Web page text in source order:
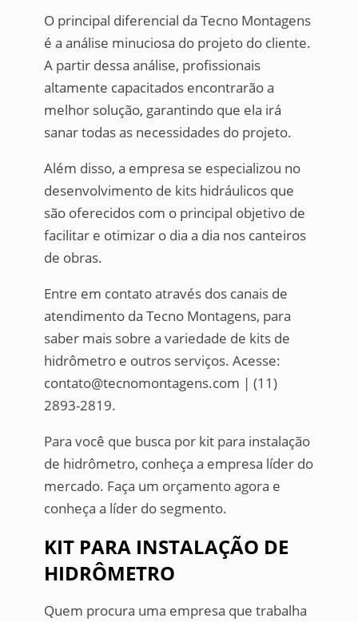
O principal diferencial da Tecno Montagens
é a análise minuciosa do projeto do cliente.
A partir dessa análise, profissionais
altamente capacitados encontrarão a
melhor solução, garantindo que ela irá
sanar todas as necessidades do projeto.
Além disso, a empresa se especializou no
desenvolvimento de kits hidráulicos que
são oferecidos com o principal objetivo de
facilitar e otimizar o dia a dia nos canteiros
de obras.
Entre em contato através dos canais de
atendimento da Tecno Montagens, para
saber mais sobre a variedade de kits de
hidrômetro e outros serviços. Acesse:
contato@tecnomontagens.com | (11)
2893-2819.
Para você que busca por kit para instalação
de hidrômetro, conheça a empresa líder do
mercado. Faça um orçamento agora e
conheça a líder do segmento.
KIT PARA INSTALAÇÃO DE
HIDRÔMETRO
Quem procura uma empresa que trabalha